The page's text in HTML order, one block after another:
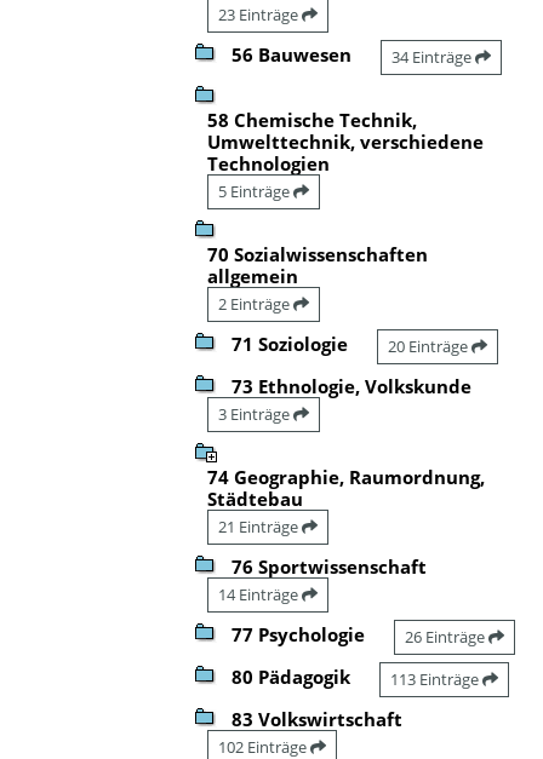
23 Einträge
56 Bauwesen 34 Einträge
58 Chemische Technik,
Umwelttechnik, verschiedene
Technologien
5 Einträge
70 Sozialwissenschaften
allgemein
2 Einträge
71 Soziologie 20 Einträge
73 Ethnologie, Volkskunde
3 Einträge
74 Geographie, Raumordnung,
Städtebau
21 Einträge
76 Sportwissenschaft
14 Einträge
77 Psychologie 26 Einträge
80 Pädagogik 113 Einträge
83 Volkswirtschaft
102 Einträge